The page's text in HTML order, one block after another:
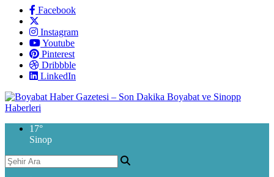
Facebook
Instagram
Youtube
Pinterest
Dribbble
LinkedIn
17°
Sinop